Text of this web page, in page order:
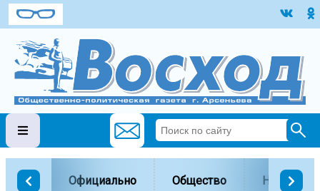
Официально Общество Наука и